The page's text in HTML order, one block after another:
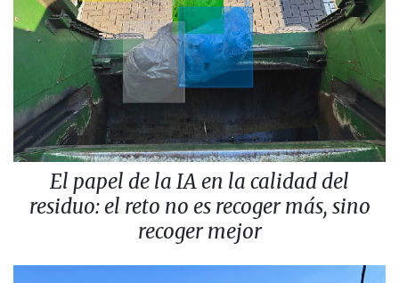
El papel de la IA en la calidad del
residuo: el reto no es recoger más, sino
recoger mejor